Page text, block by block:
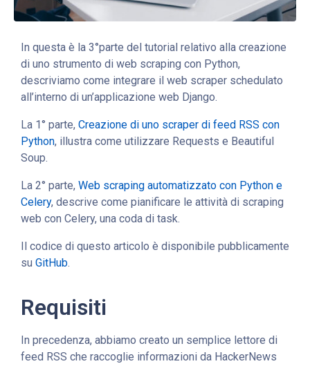
In questa è la 3°parte del tutorial relativo alla creazione
di uno strumento di web scraping con Python,
descriviamo come integrare il web scraper schedulato
all’interno di un’applicazione web Django.
La 1° parte, Creazione di uno scraper di feed RSS con
Python, illustra come utilizzare Requests e Beautiful
Soup.
La 2° parte, Web scraping automatizzato con Python e
Celery, descrive come pianificare le attività di scraping
web con Celery, una coda di task.
Il codice di questo articolo è disponibile pubblicamente
su GitHub.
Requisiti
In precedenza, abbiamo creato un semplice lettore di
feed RSS che raccoglie informazioni da HackerNews